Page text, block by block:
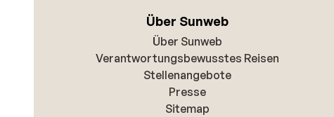
Über Sunweb
Über Sunweb
Verantwortungsbewusstes Reisen
Stellenangebote
Presse
Sitemap